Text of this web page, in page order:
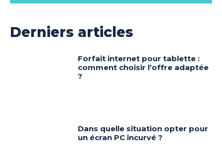
Derniers articles
Forfait internet pour tablette :
comment choisir l’offre adaptée
?
Dans quelle situation opter pour
un écran PC incurvé ?